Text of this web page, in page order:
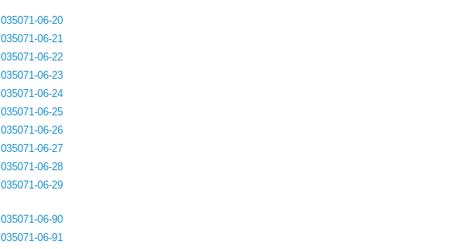
035071-06-20
035071-06-21
035071-06-22
035071-06-23
035071-06-24
035071-06-25
035071-06-26
035071-06-27
035071-06-28
035071-06-29
035071-06-90
035071-06-91